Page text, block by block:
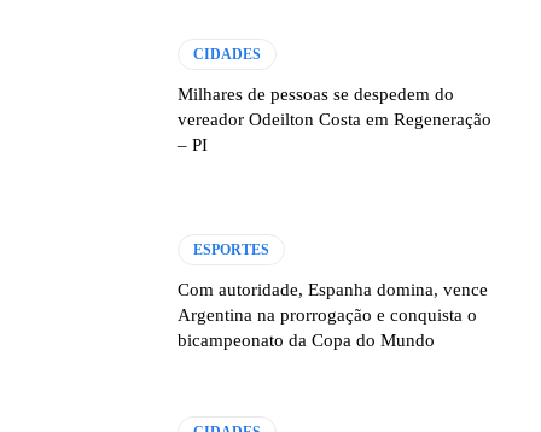
CIDADES
Milhares de pessoas se despedem do
vereador Odeilton Costa em Regeneração
– PI
ESPORTES
Com autoridade, Espanha domina, vence
Argentina na prorrogação e conquista o
bicampeonato da Copa do Mundo